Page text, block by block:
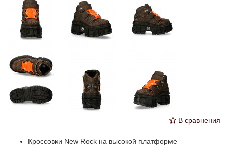
В сравнения
Кроссовки New Rock на высокой платформе